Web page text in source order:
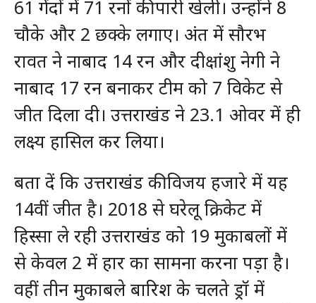
61 गेंदों में 71 रनों की पारी खेली। उन्होंने 8
चौके और 2 छक्के लगाए। अंत में सौरभ
रावत ने नाबाद 14 रन और दीक्षांशु नेगी ने
नाबाद 17 रन बनाकर टीम को 7 विकेट से
जीत दिला दी। उत्तराखंड ने 23.1 ओवर में ही
लक्ष्य हासिल कर लिया।
बता दें कि उत्तराखंड की विजय हजारे में यह
14वीं जीत है। 2018 से घरेलू क्रिकेट में
हिस्सा ले रही उत्तराखंड को 19 मुकाबलों में
से केवल 2 में हार का सामना करना पड़ा है।
वहीं तीन मुकाबले बारिश के चलते ड्रॉ में